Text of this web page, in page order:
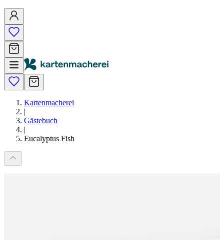
Kartenmacherei
|
Gästebuch
|
Eucalyptus Fish